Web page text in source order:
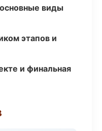
виды
этапов и
и финальная